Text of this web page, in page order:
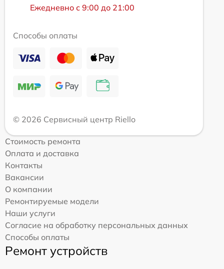
Ежедневно с 9:00 до 21:00
Способы оплаты
© 2026 Сервисный центр Riello
Стоимость ремонта
Оплата и доставка
Контакты
Вакансии
О компании
Ремонтируемые модели
Наши услуги
Согласие на обработку персональных данных
Способы оплаты
Ремонт устройств